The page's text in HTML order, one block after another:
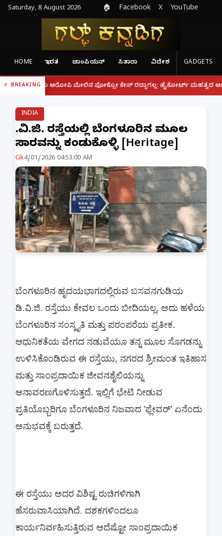
Saturday, 8 August 2026 🏠 Facebook X YouTube
HOME ಭಾರತ ಚಾಂಪಿಯನ್ ಸಿತಾರಾ ವಿದೇಶ GADGETS
BREAKING
ಆರೋಪಿ ಮೇಲಿನ ಪೋಕ್ಸೋ ಕೇಸ್ ರದ್ದಾಗಲ್ಲ: ಹೈಕೋರ್ಟ್ ಮಹತ್ವದ ಆದೇಶ | ಫೋನ್
INDIA
ಡಿ.ವಿ.ಜಿ. ರಸ್ತೆಯಲ್ಲಿ ಬೆಂಗಳೂರಿನ ಮೂಲ
ಸಾರವನ್ನು ಕಂಡುಕೊಳ್ಳಿ [Heritage]
Gk4/01/2026 04:53:00 AM
ಬೆಂಗಳೂರಿನ ಹೃದಯಭಾಗದಲ್ಲಿರುವ ಬಸವನಗುಡಿಯ
ಡಿ.ವಿ.ಜಿ. ರಸ್ತೆಯು ಕೇವಲ ಒಂದು ಬೀದಿಯಲ್ಲ, ಅದು ಹಳೆಯ
ಬೆಂಗಳೂರಿನ ಸಂಸ್ಕೃತಿ ಮತ್ತು ಪರಂಪರೆಯ ಪ್ರತೀಕ.
ಆಧುನಿಕತೆಯ ವೇಗದ ನಡುವೆಯೂ ತನ್ನ ಮೂಲ ಸೊಗಡನ್ನು
ಉಳಿಸಿಕೊಂಡಿರುವ ಈ ರಸ್ತೆಯು, ನಗರದ ಶ್ರೀಮಂತ ಇತಿಹಾಸ
ಮತ್ತು ಸಾಂಪ್ರದಾಯಿಕ ಜೀವನಶೈಲಿಯನ್ನು
ಅನಾವರಣಗೊಳಿಸುತ್ತದೆ. ಇಲ್ಲಿಗೆ ಭೇಟಿ ನೀಡುವ
ಪ್ರತಿಯೊಬ್ಬರಿಗೂ ಬೆಂಗಳೂರಿನ ನಿಜವಾದ 'ಫ್ಲೇವರ್' ಏನೆಂದು
ಈ ರಸ್ತೆಯು ಅದರ ವಿಶಿಷ್ಟ ರುಚಿಗಳಿಗಾಗಿ
ಹೆಸರುವಾಸಿಯಾಗಿದೆ. ದಶಕಗಳಿಂದಲೂ
ಕಾರ್ಯನಿರ್ವಹಿಸುತ್ತಿರುವ ಅದೆಷ್ಟೋ ಸಾಂಪ್ರದಾಯಿಕ